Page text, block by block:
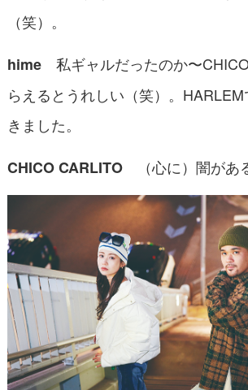
（笑）。
hime私ギャルだったのか〜
らえるとうれしい（笑）。
きました。
CHICO CARLITO（心に）闇があ